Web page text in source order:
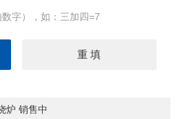
字），如：三加四=7
炉 销售中